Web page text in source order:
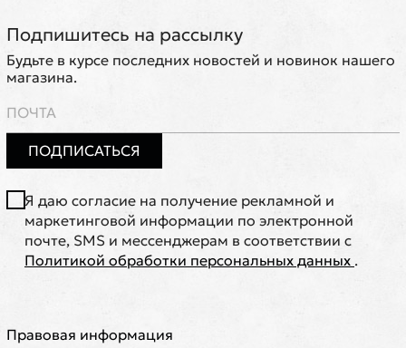
Подпишитесь на рассылку
Будьте в курсе последних новостей и новинок нашего
магазина.
ПОДПИСАТЬСЯ
Я даю согласие на получение рекламной и
маркетинговой информации по электронной
почте, SMS и мессенджерам в соответствии с
Политикой обработки персональных данных .
Правовая информация